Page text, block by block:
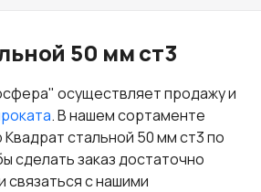
50 мм ст3
осуществляет продажу и
. В нашем сортаменте
стальной 50 мм ст3 по
сделать заказ достаточно
связаться с нашими